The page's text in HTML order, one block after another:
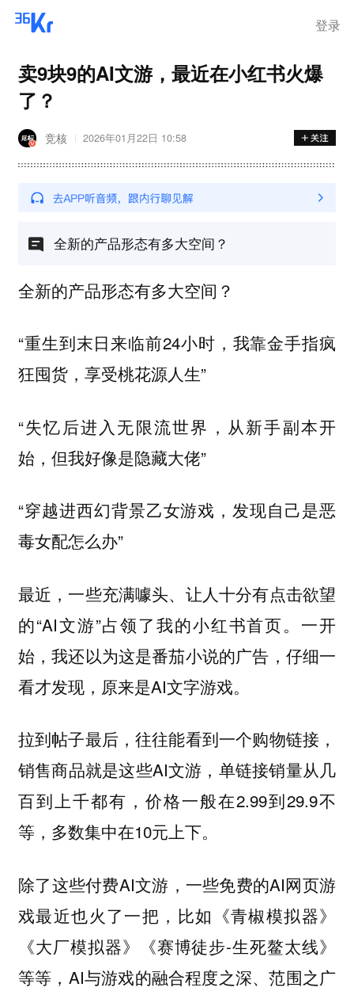
登录
卖9块9的AI文游，最近在小红书火爆
了？
竞核 2026年01月22日 10:58
全新的产品形态有多大空间？
全新的产品形态有多大空间？
“重生到末日来临前24小时，我靠金手指疯
狂囤货，享受桃花源人生”
“失忆后进入无限流世界，从新手副本开
始，但我好像是隐藏大佬”
“穿越进西幻背景乙女游戏，发现自己是恶
毒女配怎么办”
最近，一些充满噱头、让人十分有点击欲望
的“AI文游”占领了我的小红书首页。一开
始，我还以为这是番茄小说的广告，仔细一
看才发现，原来是AI文字游戏。
拉到帖子最后，往往能看到一个购物链接，
销售商品就是这些AI文游，单链接销量从几
百到上千都有，价格一般在2.99到29.9不
等，多数集中在10元上下。
除了这些付费AI文游，一些免费的AI网页游
戏最近也火了一把，比如《青椒模拟器》
《大厂模拟器》《赛博徒步-生死鳌太线》
等等，AI与游戏的融合程度之深、范围之广